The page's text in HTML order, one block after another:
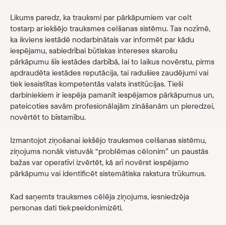
Likums paredz, ka trauksmi par pārkāpumiem var celt
tostarp ar iekšējo trauksmes celšanas sistēmu. Tas nozīmē,
ka ikviens iestādē nodarbinātais var informēt par kādu
iespējamu, sabiedrībai būtiskas intereses skarošu
pārkāpumu šīs iestādes darbībā, lai to laikus novērstu, pirms
apdraudēta iestādes reputācija, tai radušies zaudējumi vai
tiek iesaistītas kompetentās valsts institūcijas. Tieši
darbiniekiem ir iespēja pamanīt iespējamos pārkāpumus un,
pateicoties savām profesionālajām zināšanām un pieredzei,
novērtēt to bīstamību.
Izmantojot ziņošanai iekšējo trauksmes celšanas sistēmu,
ziņojums nonāk vistuvāk “problēmas cēlonim” un paustās
bažas var operatīvi izvērtēt, kā arī novērst iespējamo
pārkāpumu vai identificēt sistemātiska rakstura trūkumus.
Kad saņemts trauksmes cēlēja ziņojums, iesniedzēja
personas dati tiek pseidonimizēti.